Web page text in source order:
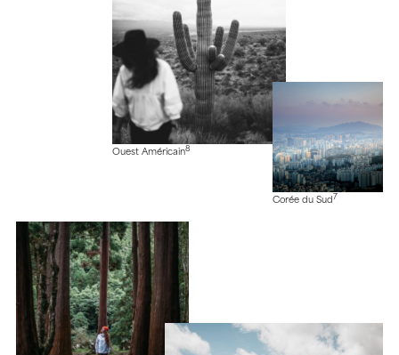
Ouest Américain8
Corée du Sud 7